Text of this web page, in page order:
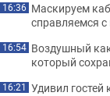
16:36 Маскируем
справляемся
16:54 Воздушный
который
16:21 Удивил гостей